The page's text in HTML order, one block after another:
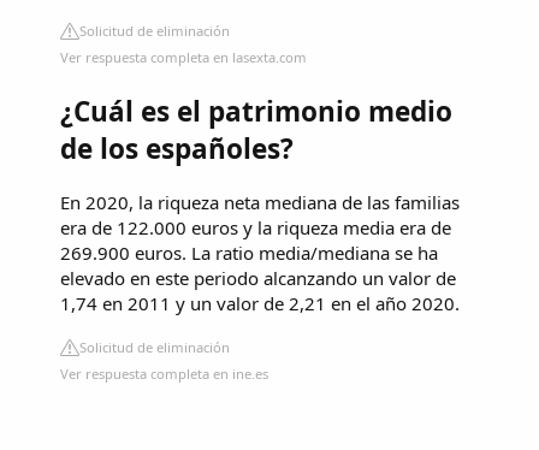
Solicitud de eliminación
Ver respuesta completa en lasexta.com
¿Cuál es el patrimonio medio
de los españoles?
En 2020, la riqueza neta mediana de las familias
era de 122.000 euros y la riqueza media era de
269.900 euros. La ratio media/mediana se ha
elevado en este periodo alcanzando un valor de
1,74 en 2011 y un valor de 2,21 en el año 2020.
Solicitud de eliminación
Ver respuesta completa en ine.es